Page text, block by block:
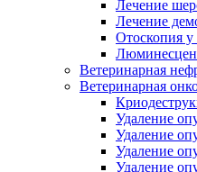
Лечение
Лечение
Отоскопия
Ветеринарная
Ветеринарная
Удаление
Удаление
Удаление
Удаление